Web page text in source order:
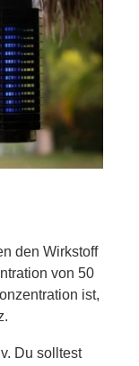
den Wirkstoff
von 50
ist,
Du solltest